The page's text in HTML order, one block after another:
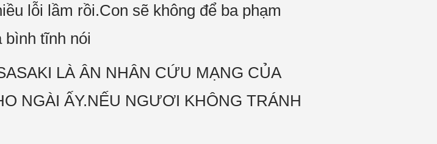
lỗi lầm rồi.Con sẽ không để ba phạm
bình tĩnh nói
LÀ ÂN NHÂN CỨU MẠNG CỦA
NGÀI ẤY.NẾU NGƯƠI KHÔNG TRÁNH